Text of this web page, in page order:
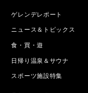
ゲレンデレポート
ニュース＆トピックス
食・買・遊
日帰り温泉＆サウナ
スポーツ施設特集